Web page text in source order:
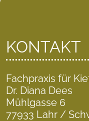
KONTAKT
Fachpraxis für
Dr. Diana Dees
Mühlgasse 6
77933 Lahr /